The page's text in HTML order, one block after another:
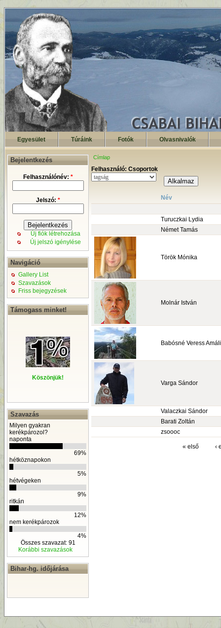
Egyesület Túráink Fotók Olvasnivalók
Bejelentkezés
Felhasználónév: *
Jelszó: *
Új fiók létrehozása
Új jelszó igénylése
Navigáció
Gallery List
Szavazások
Friss bejegyzések
Támogass minket!
Köszönjük!
Szavazás
Milyen gyakran
kerékpározol?
naponta
69%
hétköznapokon
5%
hétvégeken
9%
ritkán
12%
nem kerékpározok
4%
Összes szavazat: 91
Korábbi szavazások
Bihar-hg. időjárása
Címlap
Felhasználó: Csoportok
Név
Turuczkai Lydia
Német Tamás
Török Mónika
Molnár István
Babósné Veress
Varga Sándor
Valaczkai Sándor
Barati Zoltán
zsoooc
« első ‹